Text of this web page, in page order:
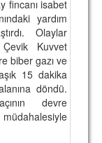
fincanı isabet
yardım
Olaylar
Kuvvet
biber gazı ve
15 dakika
döndü.
devre